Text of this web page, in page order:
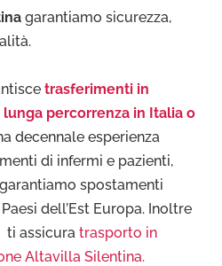
garantiamo sicurezza,
trasferimenti in
percorrenza in Italia o
decennale esperienza
di infermi e pazienti,
spostamenti
dell’Est Europa. Inoltre
ti assicura trasporto in
Altavilla Silentina.